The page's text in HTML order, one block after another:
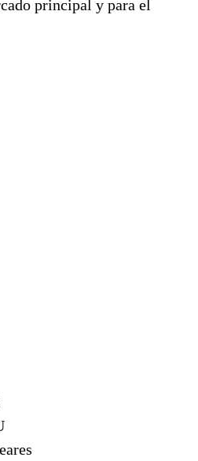
principal y para el